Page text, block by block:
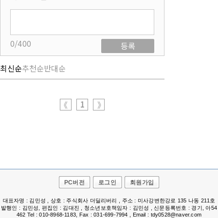
0/400
등록
최신순추천순반대순
《 1 》
PC버전 로그인 회원가입
대표자명 : 김민성 , 상호 : 주식회사 더딜리버리 , 주소 : 미사강변한강로 135 나동 211호
발행인 : 김민성, 편집인 : 김대진 , 청소년보호책임자 : 김민성 , 신문등록번호 : 경기, 아54
462 Tel : 010-8968-1183, Fax : 031-699-7994 , Email : tdy0528@naver.com